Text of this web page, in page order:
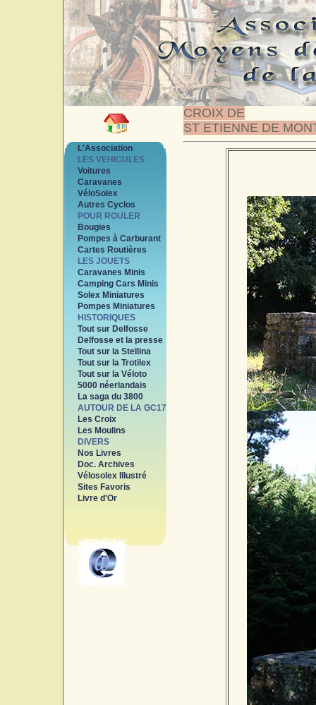
CROIX DE
ST ETIENNE DE
L'Association
LES VEHICULES
Voitures
Caravanes
VéloSolex
Autres Cyclos
POUR ROULER
Bougies
Pompes à Carburant
Cartes Routières
LES JOUETS
Caravanes Minis
Camping Cars Minis
Solex Miniatures
Pompes Miniatures
HISTORIQUES
Tout sur Delfosse
Delfosse et la presse
Tout sur la Stellina
Tout sur la Trotilex
Tout sur la Véloto
5000 néerlandais
La saga du 3800
AUTOUR DE LA GC17
Les Croix
Les Moulins
DIVERS
Nos Livres
Doc. Archives
Vélosolex Illustré
Sites Favoris
Livre d'Or